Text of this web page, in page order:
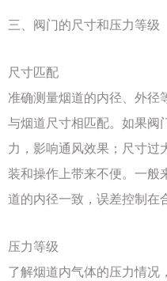
三、阀门的尺寸和压力等级
尺寸匹配
准确测量烟道的内径、外径
与烟道尺寸相匹配。如果阀
力，影响通风效果；尺寸过
装和操作上带来不便。一般
道的内径一致，误差控制在
压力等级
了解烟道内气体的压力情况